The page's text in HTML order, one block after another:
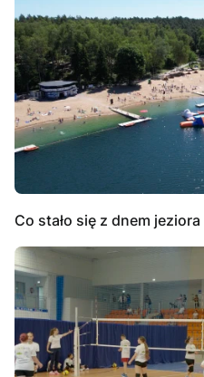
Co stało się z dnem